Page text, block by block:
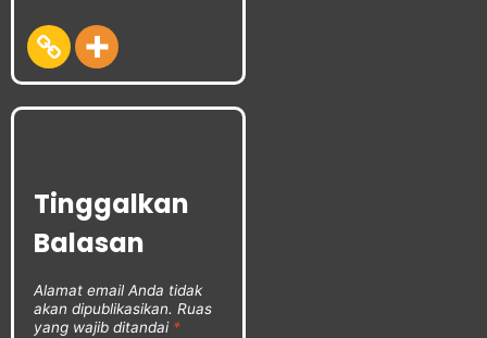
Tinggalkan
Balasan
Alamat email Anda tidak
akan dipublikasikan. Ruas
yang wajib ditandai *